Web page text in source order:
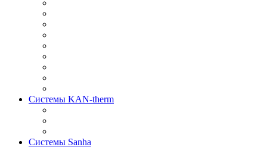
Системы KAN-therm
Системы Sanha